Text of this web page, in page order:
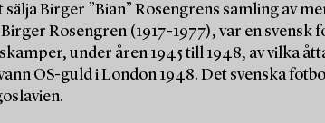
Birger ”Bian” Rosengrens samling av
Rosengren (1917-1977), var en svensk
under åren 1945 till 1948, av vilka
OS-guld i London 1948. Det svenska